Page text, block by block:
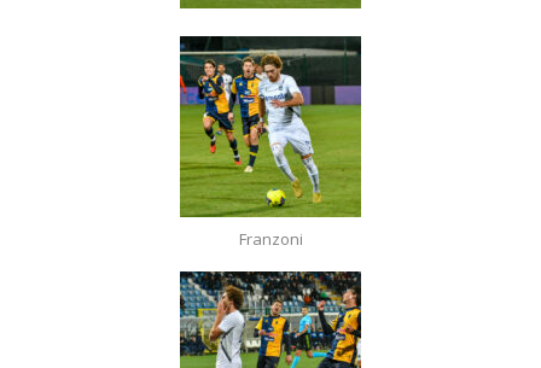
Franzoni